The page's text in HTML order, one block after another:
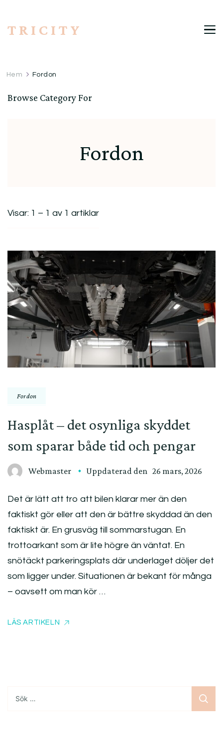
T R I C I T Y
Hem Fordon
Browse Category For
Fordon
Visar: 1 – 1 av 1 artiklar
Fordon
Hasplåt – det osynliga skyddet
som sparar både tid och pengar
Webmaster Uppdaterad den 26 mars, 2026
Det är lätt att tro att bilen klarar mer än den
faktiskt gör eller att den är bättre skyddad än den
faktiskt är. En grusväg till sommarstugan. En
trottoarkant som är lite högre än väntat. En
snötäckt parkeringsplats där underlaget döljer det
som ligger under. Situationen är bekant för många
– oavsett om man kör …
LÄS ARTIKELN
efter: